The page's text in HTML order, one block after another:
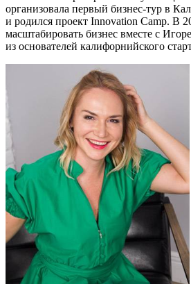
организовала первый бизнес-тур в
и родился проект Innovation Camp. В
масштабировать бизнес вместе с
из основателей калифорнийского